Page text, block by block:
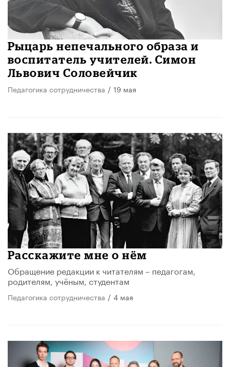
Рыцарь непечального образа и
воспитатель учителей. Симон
Львович Соловейчик
Педагогика сотрудничества / 19 мая
Расскажите мне о нём
Обращение редакции к читателям – педагогам,
родителям, учёным, студентам
Педагогика сотрудничества / 4 мая